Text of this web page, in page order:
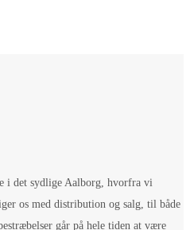
i det sydlige Aalborg, hvorfra vi
os med distribution og salg, til både
går på hele tiden at være